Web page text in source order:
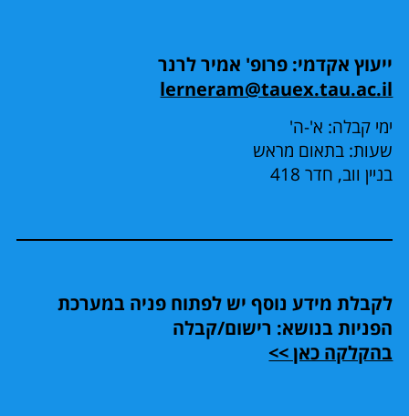
ייעוץ אקדמי: פרופ' אמיר לרנר
lerneram@tauex.tau.ac.il
ימי קבלה: א'-ה'
שעות: בתאום מראש
בניין ווב, חדר 418
לקבלת מידע נוסף יש לפתוח פניה במערכת
הפניות בנושא: רישום/קבלה
בהקלקה כאן >>